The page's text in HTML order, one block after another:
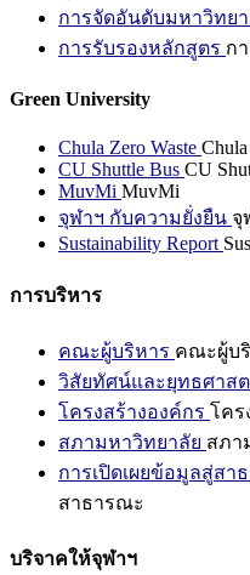
การจัดอันดับมหาวิทย
การรับรองหลักสูตร ก
Green University
Chula Zero Waste
CU Shuttle Bus CU
MuvMi MuvMi
จุฬาฯ กับความยั่งยืน จุ
Sustainability Report
การบริหาร
คณะผู้บริหาร คณะผู้บ
วิสัยทัศน์และยุทธศาส
โครงสร้างองค์กร โคร
สภามหาวิทยาลัย สภา
การเปิดเผยข้อมูลสู่สา
สาธารณะ
บริจาคให้จุฬาฯ